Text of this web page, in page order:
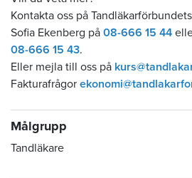
Kontakta oss på
Sofia Ekenberg på 08-666 15 44
08-666 15 43.
Eller mejla till oss på
Fakturafrågor
Målgrupp
Tandläkare